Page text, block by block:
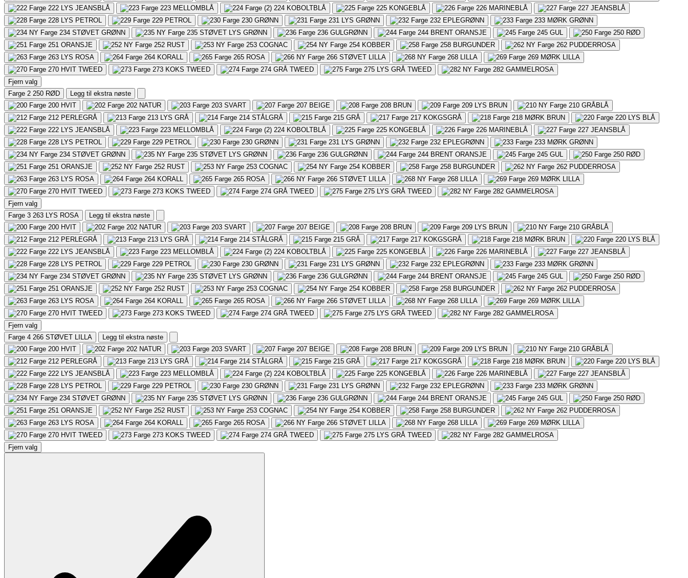
222 LYS JEANSBLÅ 223 MELLOMBLÅ 224 KOBOLTBLÅ 225 KONGEBLÅ 226 MARINEBLÅ 227 JEANSBLÅ
228 LYS PETROL 229 PETROL 230 GRØNN 231 LYS GRØNN 232 EPLEGRØNN 233 MØRK GRØNN
234 STØVET GRØNN 235 STØVET LYS GRØNN 236 GULGRØNN 244 BRENT ORANSJE 245 GUL 250 RØD
251 ORANSJE 252 RUST 253 COGNAC 254 KOBBER 258 BURGUNDER 262 PUDDERROSA
263 LYS ROSA 264 KORALL 265 ROSA 266 STØVET LILLA 268 LILLA 269 MØRK LILLA
270 HVIT TWEED 273 KOKS TWEED 274 GRÅ TWEED 275 LYS GRÅ TWEED 282 GAMMELROSA
Fjern valg
Farge 2 250 RØD
Legg til ekstra nøste
200 HVIT 202 NATUR 203 SVART 207 BEIGE 208 BRUN 209 LYS BRUN 210 GRÅBLÅ
212 PERLEGRÅ 213 LYS GRÅ 214 STÅLGRÅ 215 GRÅ 217 KOKGSGRÅ 218 MØRK BRUN 220 LYS BLÅ
222 LYS JEANSBLÅ 223 MELLOMBLÅ 224 KOBOLTBLÅ 225 KONGEBLÅ 226 MARINEBLÅ 227 JEANSBLÅ
228 LYS PETROL 229 PETROL 230 GRØNN 231 LYS GRØNN 232 EPLEGRØNN 233 MØRK GRØNN
234 STØVET GRØNN 235 STØVET LYS GRØNN 236 GULGRØNN 244 BRENT ORANSJE 245 GUL 250 RØD
251 ORANSJE 252 RUST 253 COGNAC 254 KOBBER 258 BURGUNDER 262 PUDDERROSA
263 LYS ROSA 264 KORALL 265 ROSA 266 STØVET LILLA 268 LILLA 269 MØRK LILLA
270 HVIT TWEED 273 KOKS TWEED 274 GRÅ TWEED 275 LYS GRÅ TWEED 282 GAMMELROSA
Fjern valg
Farge 3 263 LYS ROSA
Legg til ekstra nøste
200 HVIT 202 NATUR 203 SVART 207 BEIGE 208 BRUN 209 LYS BRUN 210 GRÅBLÅ
212 PERLEGRÅ 213 LYS GRÅ 214 STÅLGRÅ 215 GRÅ 217 KOKGSGRÅ 218 MØRK BRUN 220 LYS BLÅ
222 LYS JEANSBLÅ 223 MELLOMBLÅ 224 KOBOLTBLÅ 225 KONGEBLÅ 226 MARINEBLÅ 227 JEANSBLÅ
228 LYS PETROL 229 PETROL 230 GRØNN 231 LYS GRØNN 232 EPLEGRØNN 233 MØRK GRØNN
234 STØVET GRØNN 235 STØVET LYS GRØNN 236 GULGRØNN 244 BRENT ORANSJE 245 GUL 250 RØD
251 ORANSJE 252 RUST 253 COGNAC 254 KOBBER 258 BURGUNDER 262 PUDDERROSA
263 LYS ROSA 264 KORALL 265 ROSA 266 STØVET LILLA 268 LILLA 269 MØRK LILLA
270 HVIT TWEED 273 KOKS TWEED 274 GRÅ TWEED 275 LYS GRÅ TWEED 282 GAMMELROSA
Fjern valg
Farge 4 266 STØVET LILLA
Legg til ekstra nøste
200 HVIT 202 NATUR 203 SVART 207 BEIGE 208 BRUN 209 LYS BRUN 210 GRÅBLÅ
212 PERLEGRÅ 213 LYS GRÅ 214 STÅLGRÅ 215 GRÅ 217 KOKGSGRÅ 218 MØRK BRUN 220 LYS BLÅ
222 LYS JEANSBLÅ 223 MELLOMBLÅ 224 KOBOLTBLÅ 225 KONGEBLÅ 226 MARINEBLÅ 227 JEANSBLÅ
228 LYS PETROL 229 PETROL 230 GRØNN 231 LYS GRØNN 232 EPLEGRØNN 233 MØRK GRØNN
234 STØVET GRØNN 235 STØVET LYS GRØNN 236 GULGRØNN 244 BRENT ORANSJE 245 GUL 250 RØD
251 ORANSJE 252 RUST 253 COGNAC 254 KOBBER 258 BURGUNDER 262 PUDDERROSA
263 LYS ROSA 264 KORALL 265 ROSA 266 STØVET LILLA 268 LILLA 269 MØRK LILLA
270 HVIT TWEED 273 KOKS TWEED 274 GRÅ TWEED 275 LYS GRÅ TWEED 282 GAMMELROSA
Fjern valg